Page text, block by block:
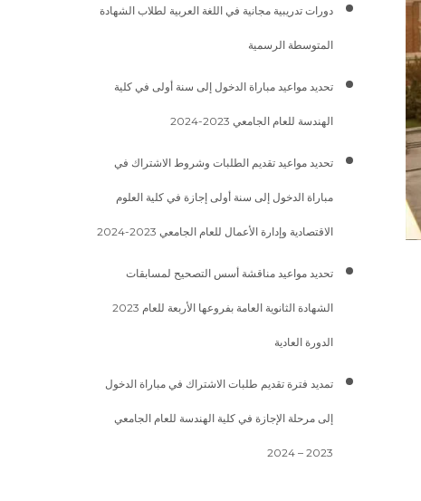
دورات تدريبية مجانية في اللغة العربية لطلاب الشهادة
المتوسطة الرسمية
تحديد مواعيد مباراة الدخول إلى سنة أولى في كلية
الهندسة للعام الجامعي 2023-2024
تحديد مواعيد تقديم الطلبات وشروط الاشتراك في
مباراة الدخول إلى سنة أولى إجازة في كلية العلوم
الاقتصادية وإدارة الأعمال للعام الجامعي 2023-2024
تحديد مواعيد مناقشة أسس التصحيح لمسابقات
الشهادة الثانوية العامة بفروعها الأربعة للعام 2023
الدورة العادية
تمديد فترة تقديم طلبات الاشتراك في مباراة الدخول
إلى مرحلة الإجازة في كلية الهندسة للعام الجامعي
2023 – 2024